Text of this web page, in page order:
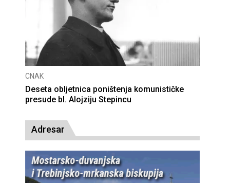
CNAK
Deseta obljetnica poništenja komunističke
presude bl. Alojziju Stepincu
Adresar